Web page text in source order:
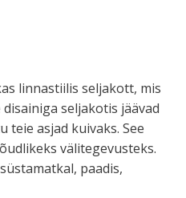
linnastiilis seljakott, mis
seljakotis jäävad
teie asjad kuivaks. See
välitegevusteks.
paadis,